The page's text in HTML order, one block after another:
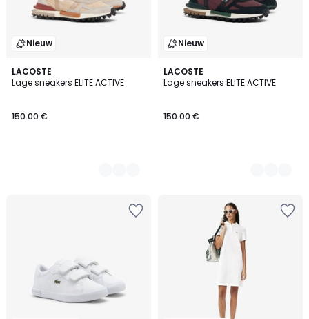
Nieuw
LACOSTE
Lage sneakers ELITE ACTIVE
150.00 €
2
Kleuren
Nieuw
LACOSTE
Lage sneakers ELITE ACTIVE
150.00 €
3
Kleuren